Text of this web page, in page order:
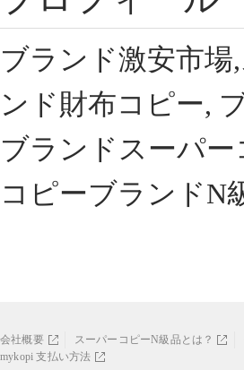
ブランド激安市
ンド財布コピー,
ブランドスーパ
コピーブランドN
会社概要 スーパーコピーN級品とは？
mykopi 支払い方法